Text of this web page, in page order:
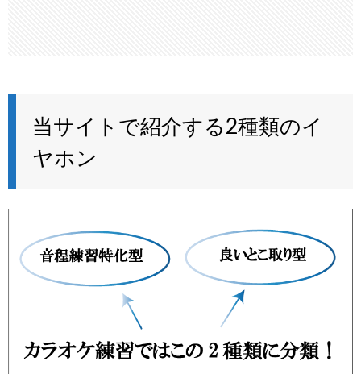
当サイトで紹介する2種類のイ
ヤホン